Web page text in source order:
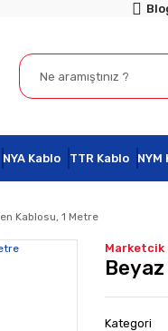
NYA Kablo TTR Kablo NYM
Kablosu, 1 Metre
Marketcik
Beyaz
Kategori